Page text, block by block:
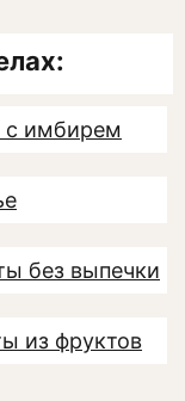
имбирем
без выпечки
из фруктов